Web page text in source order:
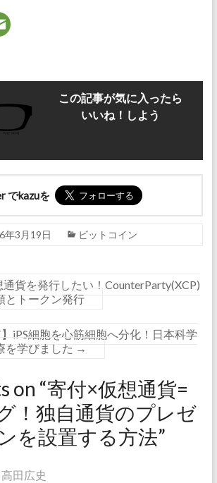
この記事が気に入ったら
いいね！しよう
でkazuを
年3月19日 ビットコイン
貨を発行したい！CounterParty(XCP)
とトークン発行
】iPS細胞を心筋細胞へ分化！日本科学
を学びました →
on “寄付×仮想通貨=
！独自通貨のプレゼ
を設置する方法”
高田広史